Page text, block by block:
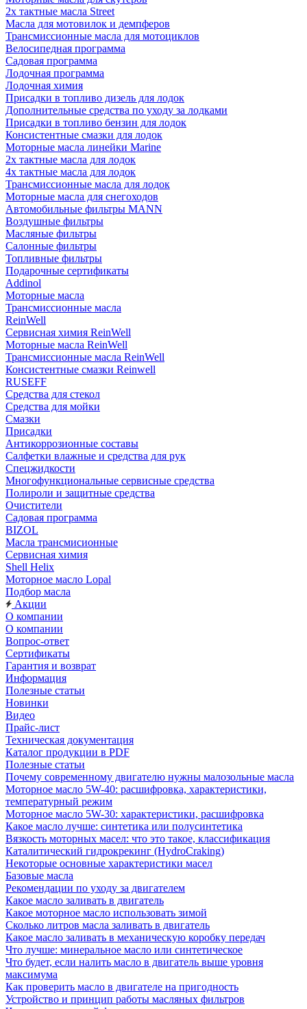
2х тактные масла Street
Масла для мотовилок и демпферов
Трансмиссионные масла для мотоциклов
Велосипедная программа
Садовая программа
Лодочная программа
Лодочная химия
Присадки в топливо дизель для лодок
Дополнительные средства по уходу за лодками
Присадки в топливо бензин для лодок
Консистентные смазки для лодок
Моторные масла линейки Marine
2х тактные масла для лодок
4х тактные масла для лодок
Трансмиссионные масла для лодок
Моторные масла для снегоходов
Автомобильные фильтры MANN
Воздушные фильтры
Масляные фильтры
Салонные фильтры
Топливные фильтры
Подарочные сертификаты
Addinol
Моторные масла
Трансмиссионные масла
ReinWell
Сервисная химия ReinWell
Моторные масла ReinWell
Трансмиссионные масла ReinWell
Консистентные смазки Reinwell
RUSEFF
Средства для стекол
Средства для мойки
Смазки
Присадки
Антикоррозионные составы
Салфетки влажные и средства для рук
Спецжидкости
Многофункциональные сервисные средства
Полироли и защитные средства
Очистители
Садовая программа
BIZOL
Масла трансмисионные
Сервисная химия
Shell Helix
Моторное масло Lopal
Подбор масла
Акции
О компании
О компании
Вопрос-ответ
Сертификаты
Гарантия и возврат
Информация
Полезные статьи
Новинки
Видео
Прайс-лист
Техническая документация
Каталог продукции в PDF
Полезные статьи
Почему современному двигателю нужны малозольные масла
Моторное масло 5W-40: расшифровка, характеристики,
температурный режим
Моторное масло 5W-30: характеристики, расшифровка
Какое масло лучше: синтетика или полусинтетика
Вязкость моторных масел: что это такое, классификация
Каталитический гидрокрекинг (НydroСraking)
Некоторые основные характеристики масел
Базовые масла
Рекомендации по уходу за двигателем
Какое масло заливать в двигатель
Какое моторное масло использовать зимой
Сколько литров масла заливать в двигатель
Какое масло заливать в механическую коробку передач
Что лучше: минеральное масло или синтетическое
Что будет, если налить масло в двигатель выше уровня
максимума
Как проверить масло в двигателе на пригодность
Устройство и принцип работы масляных фильтров